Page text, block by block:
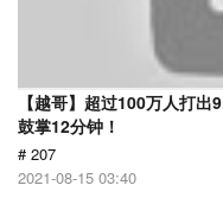
【越哥】超过100万人打
鼓掌12分钟！
# 207
2021-08-15 03:40